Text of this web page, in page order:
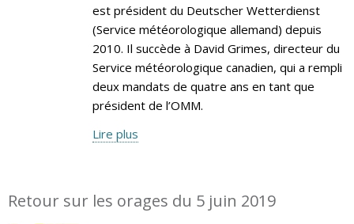
est président du Deutscher Wetterdienst
(Service météorologique allemand) depuis
2010. Il succède à David Grimes, directeur du
Service météorologique canadien, qui a rempli
deux mandats de quatre ans en tant que
président de l’OMM.
Lire plus
Retour sur les orages du 5 juin 2019